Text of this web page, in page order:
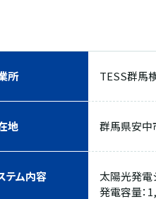
所 TESS群馬
地 群馬県安中
テム内容
太陽光発電
発電容量：